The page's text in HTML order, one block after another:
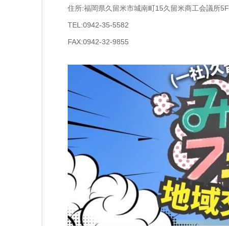
住所:福岡県久留米市城南町15久留米商工会議所5F
TEL:0942-35-5582
FAX:0942-32-9855